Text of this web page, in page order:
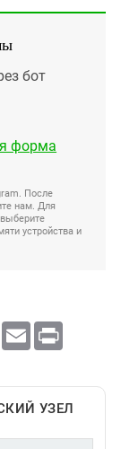
бот
форма
После
нам. Для
устройства и
Email Print
УЗЕЛ